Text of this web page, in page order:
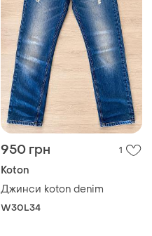
375 грн 1
Off White
Продам чоловічі джинсові
шорти
L